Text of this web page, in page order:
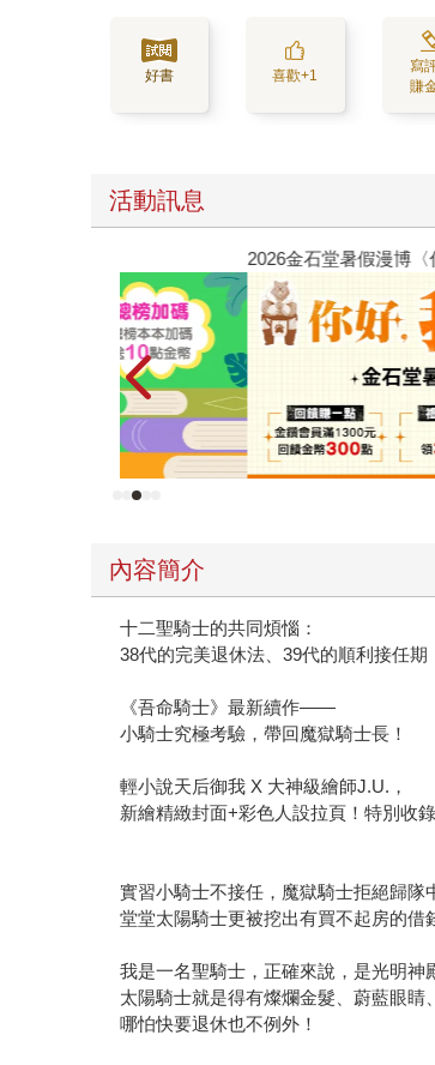
好書 喜歡+1
寫
賺
活動訊息
2026金石堂暑假漫博〈你好，我吃一
內容簡介
十二聖騎士的共同煩惱：
38代的完美退休法、39代的順利接任期
《吾命騎士》最新續作——
小騎士究極考驗，帶回魔獄騎士長！
輕小說天后御我 X 大神級繪師J.U.，
新繪精緻封面+彩色人設拉頁！特別收
實習小騎士不接任，魔獄騎士拒絕歸隊
堂堂太陽騎士更被挖出有買不起房的借
我是一名聖騎士，正確來說，是光明神
太陽騎士就是得有燦爛金髮、蔚藍眼睛
哪怕快要退休也不例外！